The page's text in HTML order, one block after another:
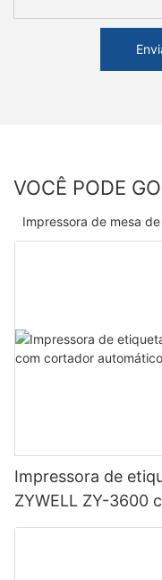
VOCÊ PODE
Impressora de mesa
Impressora de
ZYWELL ZY-3600